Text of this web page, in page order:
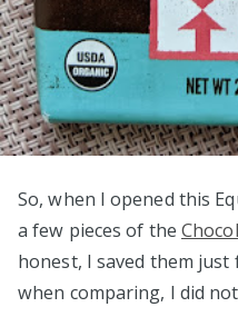
So, when I opened this
a few pieces of the
honest, I saved them
when comparing, I did